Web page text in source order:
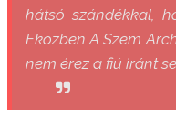
hátsó szándékkal,
Eközben A Szem
nem érez a fiú iránt